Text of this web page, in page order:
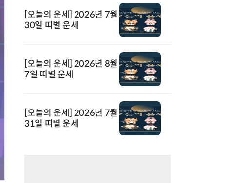
[오늘의 운세] 2026년 7월
30일 띠별 운세
[오늘의 운세] 2026년 8월
7일 띠별 운세
[오늘의 운세] 2026년 7월
31일 띠별 운세